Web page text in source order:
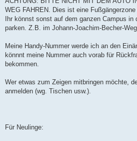
WEG FAHREN. Dies ist eine
Ihr könnst sonst auf dem ganzen Campus in
parken. Z.B. im Johann-Joachim-Becher-
Meine Handy-Nummer werde ich an den
könnnt meine Nummer auch vorab für
bekommen.
Wer etwas zum Zeigen mitbringen möchte,
anmelden (wg. Tischen usw.).
Für Neulinge: